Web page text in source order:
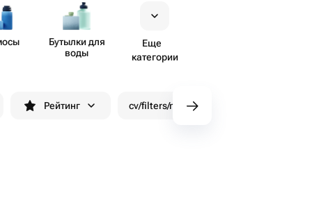
Бутылки для
воды
Еще
категории
Рейтинг cv/filters/name_fast_delivery